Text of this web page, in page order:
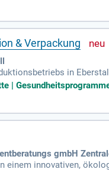
& Verpackung
in
Portionierung
|
gmbH
einem innovativen,
ökonomischen und